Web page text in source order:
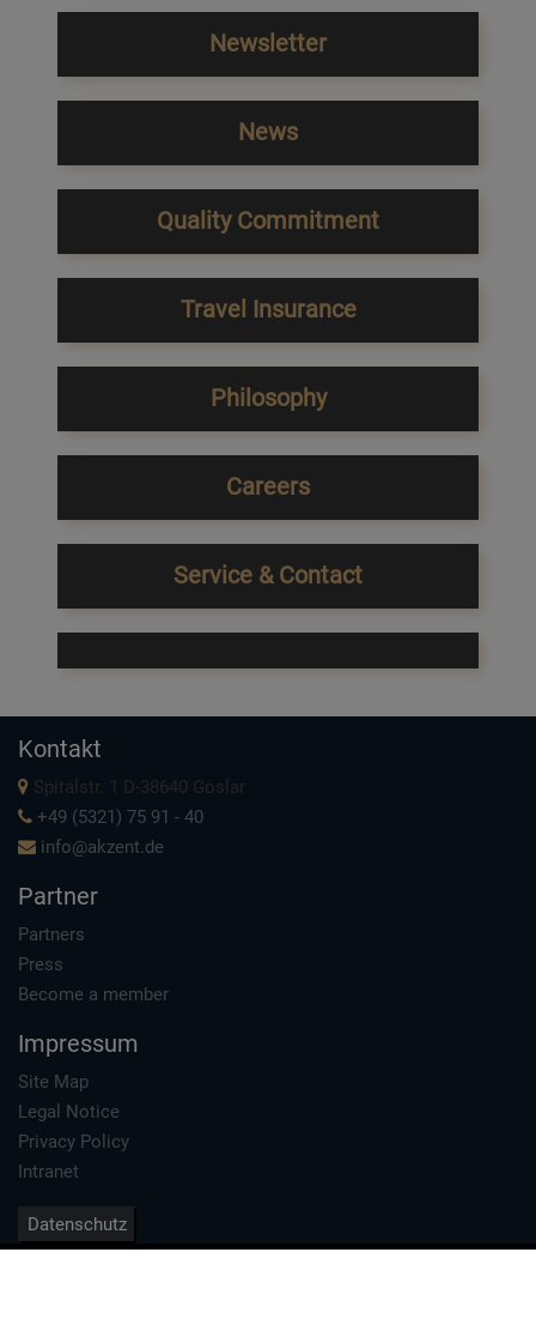
Newsletter
News
Quality Commitment
Travel Insurance
Philosophy
Careers
Service & Contact
Kontakt
Spitalstr. 1 D-38640 Goslar
+49 (5321) 75 91 - 40
info@akzent.de
Partner
Partners
Press
Become a member
Impressum
Site Map
Legal Notice
Privacy Policy
Intranet
Datenschutz